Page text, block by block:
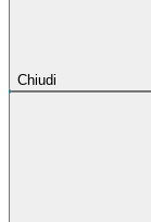
Chiudi